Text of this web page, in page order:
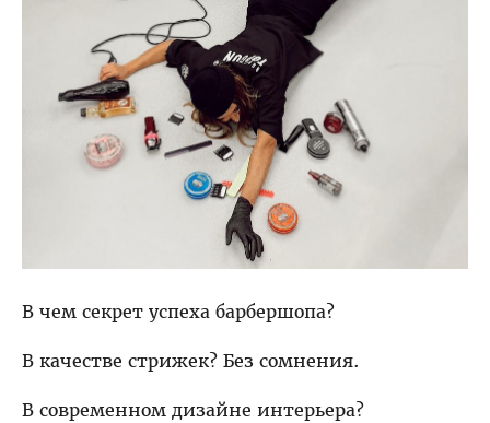
МАНЯ МОХОВА АНДРЕЙ ГРИБКОВ
СИД СОТТУНГ ЮЛИЯ АПАНОВИЧ
ЖАН-БАТИСТ МАЗЕЛЛА ЮЛИЯ МИРОНОВА
В чем секрет успеха барбершопа?
В качестве стрижек? Без сомнения.
В современном дизайне интерьера?